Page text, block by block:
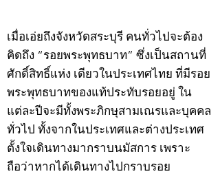
เมื่อเอ่ยถึงจังหวัดสระบุรี คนทั่วไปจะต้อง
คิดถึง “รอยพระพุทธบาท” ซึ่งเป็นสถานที่
ศักดิ์สิทธิ์แห่ง เดียวในประเทศไทย ที่มีรอย
พระพุทธบาทของแท้ประทับรอยอยู่ ใน
แต่ละปีจะมีทั้งพระภิกษุสามเณรและบุคคล
ทั่วไป ทั้งจากในประเทศและต่างประเทศ
ตั้งใจเดินทางมากราบนมัสการ เพราะ
ถือว่าหากได้เดินทางไปกราบรอย